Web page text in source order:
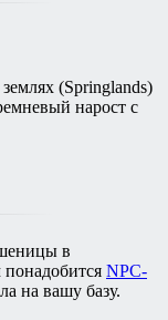
(Springlands)
нарост с
в
NPC-
на вашу базу.